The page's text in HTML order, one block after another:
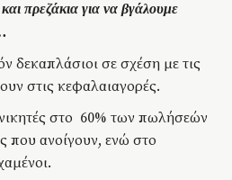
πρεζάκια για να βγάλουμε
δεκαπλάσιοι σε σχέση με τις
στις κεφαλαιαγορές.
στο 60% των πωλήσεών
που ανοίγουν, ενώ στο